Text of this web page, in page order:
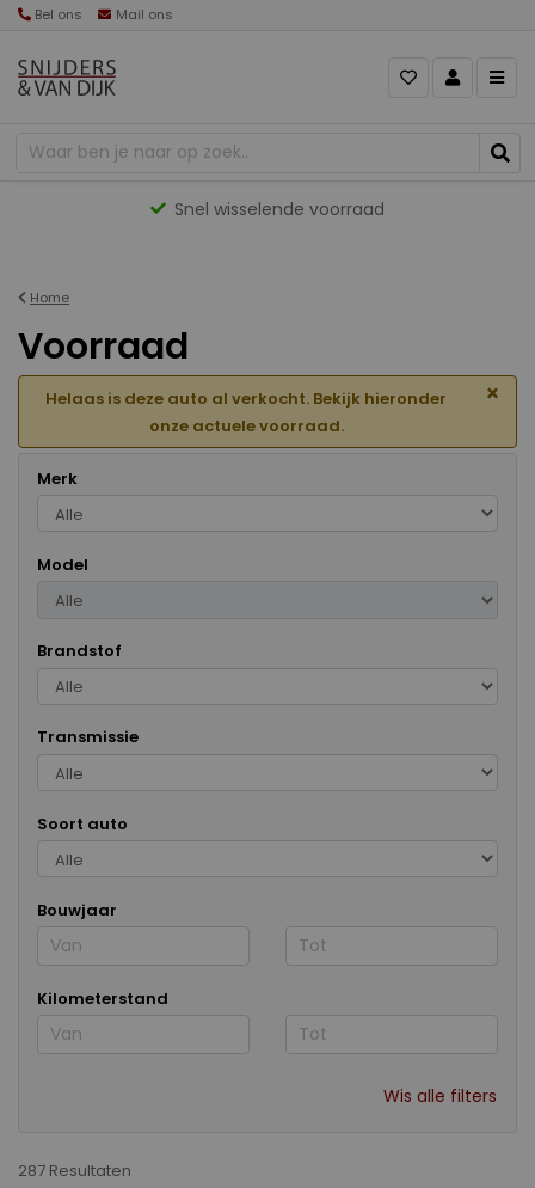
Bel ons Mail ons
Gevarieerd aanbod
Home
Voorraad
Helaas is deze auto al verkocht. Bekijk hieronder
onze actuele voorraad.
×
Merk
Model
Brandstof
Transmissie
Soort auto
Bouwjaar
Kilometerstand
Wis alle filters
287 Resultaten